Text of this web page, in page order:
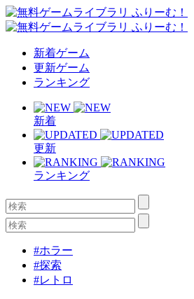
新着ゲーム
更新ゲーム
ランキング
新着
更新
ランキング
#ホラー
#探索
#レトロ